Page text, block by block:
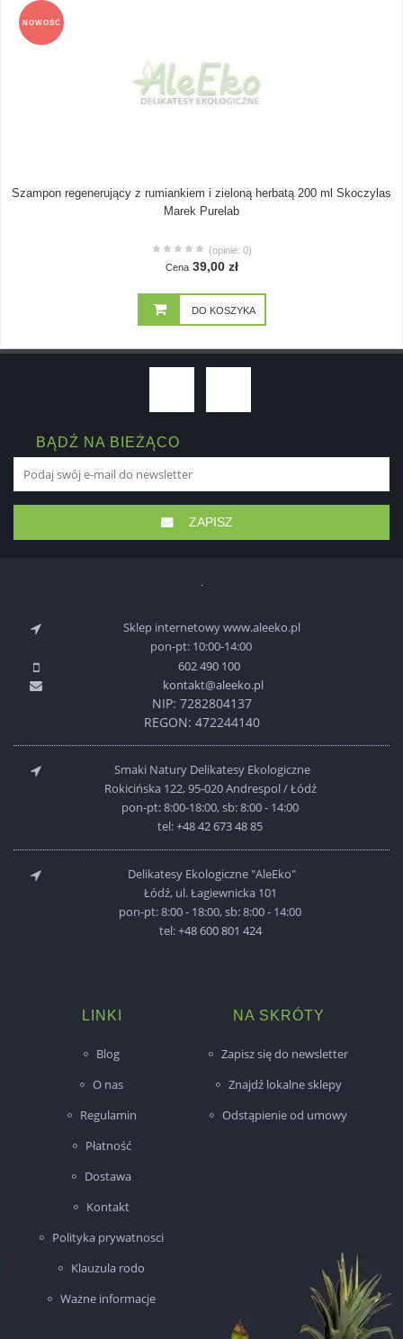
NOWOŚĆ
Szampon regenerujący z rumiankiem i zieloną herbatą 200 ml Skoczylas
Marek Purelab
(opinie: 0)
Cena 39,00 zł
DO KOSZYKA
BĄDŹ NA BIEŻĄCO
ZAPISZ
Sklep internetowy www.aleeko.pl
pon-pt: 10:00-14:00
602 490 100
kontakt@aleeko.pl
NIP: 7282804137
REGON: 472244140
Smaki Natury Delikatesy Ekologiczne
Rokicińska 122, 95-020 Andrespol / Łódź
pon-pt: 8:00-18:00, sb: 8:00 - 14:00
tel:+48 42 673 48 85
Delikatesy Ekologiczne "AleEko"
Łódź, ul. Łagiewnicka 101
pon-pt: 8:00 - 18:00, sb: 8:00 - 14:00
tel:+48 600 801 424
LINKI
Blog
O nas
Regulamin
Płatność
Dostawa
Kontakt
Polityka prywatnosci
Klauzula rodo
Ważne informacje
NA SKRÓTY
Zapisz się do newsletter
Znajdź lokalne sklepy
Odstąpienie od umowy